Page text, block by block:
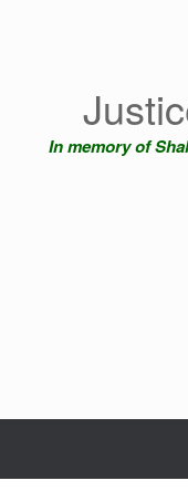
In memory of